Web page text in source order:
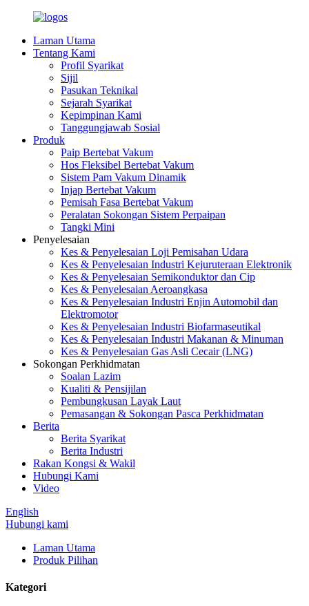
Laman Utama
Tentang Kami
Profil Syarikat
Sijil
Pasukan Teknikal
Sejarah Syarikat
Kepimpinan Kami
Tanggungjawab Sosial
Produk
Paip Bertebat Vakum
Hos Fleksibel Bertebat Vakum
Sistem Pam Vakum Dinamik
Injap Bertebat Vakum
Pemisah Fasa Bertebat Vakum
Peralatan Sokongan Sistem Perpaipan
Tangki Mini
Penyelesaian
Kes & Penyelesaian Loji Pemisahan Udara
Kes & Penyelesaian Industri Kejuruteraan Elektronik
Kes & Penyelesaian Semikonduktor dan Cip
Kes & Penyelesaian Aeroangkasa
Kes & Penyelesaian Industri Enjin Automobil dan
Elektromotor
Kes & Penyelesaian Industri Biofarmaseutikal
Kes & Penyelesaian Industri Makanan & Minuman
Kes & Penyelesaian Gas Asli Cecair (LNG)
Sokongan Perkhidmatan
Soalan Lazim
Kualiti & Pensijilan
Pembungkusan Layak Laut
Pemasangan & Sokongan Pasca Perkhidmatan
Berita
Berita Syarikat
Berita Industri
Rakan Kongsi & Wakil
Hubungi Kami
Video
English
Hubungi kami
Laman Utama
Produk Pilihan
Kategori